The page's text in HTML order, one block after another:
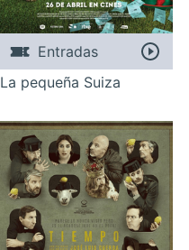
Entradas
La pequeña Suiza